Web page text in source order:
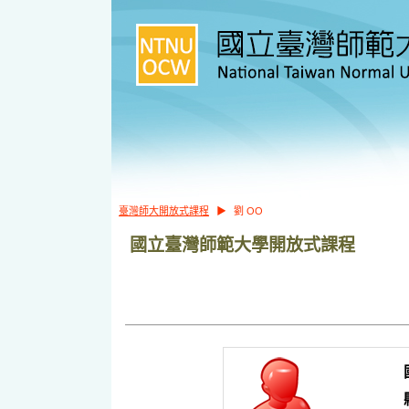
臺灣師大開放式課程 ▶ 劉 OO
國立臺灣師範大學開放式課程